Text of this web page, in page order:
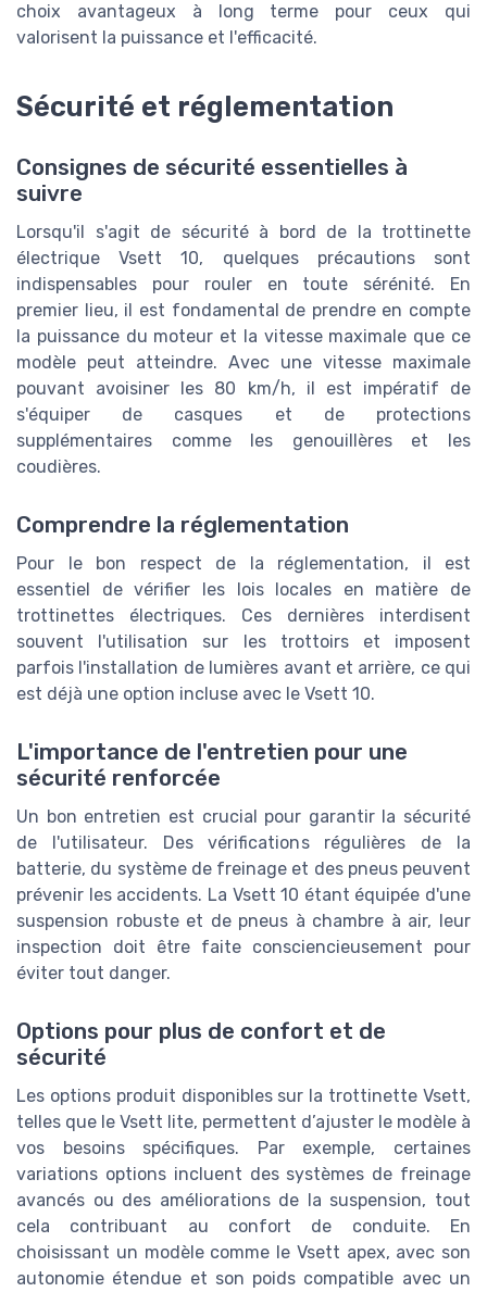
choix avantageux à long terme pour ceux qui
valorisent la puissance et l'efficacité.
Sécurité et réglementation
Consignes de sécurité essentielles à
suivre
Lorsqu'il s'agit de sécurité à bord de la trottinette
électrique Vsett 10, quelques précautions sont
indispensables pour rouler en toute sérénité. En
premier lieu, il est fondamental de prendre en compte
la puissance du moteur et la vitesse maximale que ce
modèle peut atteindre. Avec une vitesse maximale
pouvant avoisiner les 80 km/h, il est impératif de
s'équiper de casques et de protections
supplémentaires comme les genouillères et les
coudières.
Comprendre la réglementation
Pour le bon respect de la réglementation, il est
essentiel de vérifier les lois locales en matière de
trottinettes électriques. Ces dernières interdisent
souvent l'utilisation sur les trottoirs et imposent
parfois l'installation de lumières avant et arrière, ce qui
est déjà une option incluse avec le Vsett 10.
L'importance de l'entretien pour une
sécurité renforcée
Un bon entretien est crucial pour garantir la sécurité
de l'utilisateur. Des vérifications régulières de la
batterie, du système de freinage et des pneus peuvent
prévenir les accidents. La Vsett 10 étant équipée d'une
suspension robuste et de pneus à chambre à air, leur
inspection doit être faite consciencieusement pour
éviter tout danger.
Options pour plus de confort et de
sécurité
Les options produit disponibles sur la trottinette Vsett,
telles que le Vsett lite, permettent d’ajuster le modèle à
vos besoins spécifiques. Par exemple, certaines
variations options incluent des systèmes de freinage
avancés ou des améliorations de la suspension, tout
cela contribuant au confort de conduite. En
choisissant un modèle comme le Vsett apex, avec son
autonomie étendue et son poids compatible avec un